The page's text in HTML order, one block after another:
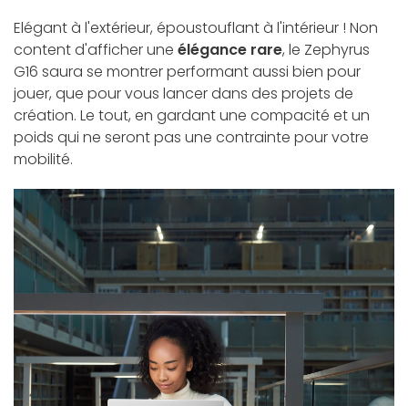
Elégant à l'extérieur, époustouflant à l'intérieur ! Non
content d'afficher une élégance rare, le Zephyrus
G16 saura se montrer performant aussi bien pour
jouer, que pour vous lancer dans des projets de
création. Le tout, en gardant une compacité et un
poids qui ne seront pas une contrainte pour votre
mobilité.